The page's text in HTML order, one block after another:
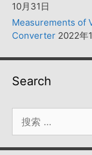
10月31日
Measurements of
Converter 2022年
Search
索：